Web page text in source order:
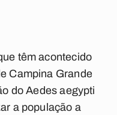
têm acontecido
Campina Grande
do Aedes aegypti
a população a